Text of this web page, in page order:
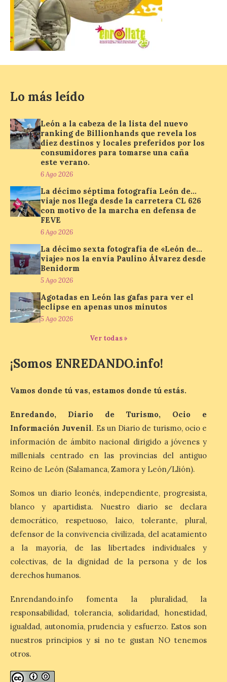
preferidos por los
consumidores para
tomarse una caña este
verano.
El nuevo ranking de
Billionhands revela los
consumidores para
tomarse una caña este verano, con León y
Madrid a la cabeza de la lista. Salamanca
ocupa el noveno lugar. Los españoles
priorizan las […]
El Ayuntamiento de La
Bañeza presenta el
Festival One More Time,
una cita con la música de
agosto en la Plaza Mayor.
6 Ago 2026
Se celebrará el próximo
domingo 16 de agosto, a
partir de las 23:00 horas,
ciudad. El Salón de Plenos
del Ayuntamiento de La Bañeza ha
oficial del Festival One […]
protección adecuada
puede causar daños
irreversibles en la retina”
6 Ago 2026
provocar pérdida de
visión central, manchas en
el campo visual y
percepción de formas y colores. El
especialista en Oftalmología del Hospital
San Juan de Dios de León, Dr. Mahave
Ruiz, advierte de […]
fotografía León de…viaje
nos llega desde la
carretera CL 626 con
motivo de la marcha en
defensa de FEVE
6 Ago 2026
Lo más leído
León a la cabeza de la lista del nuevo
ranking de Billionhands que revela los
diez destinos y locales preferidos por los
consumidores para tomarse una caña
este verano.
6 Ago 2026
La décimo séptima fotografía León de…
viaje nos llega desde la carretera CL 626
con motivo de la marcha en defensa de
FEVE
6 Ago 2026
La décimo sexta fotografía de «León de…
viaje» nos la envía Paulino Álvarez desde
Benidorm
5 Ago 2026
Agotadas en León las gafas para ver el
eclipse en apenas unos minutos
5 Ago 2026
Ver todas »
¡Somos ENREDANDO.info!
Vamos donde tú vas, estamos donde tú estás.
Enredando, Diario de Turismo, Ocio e
Información Juvenil. Es un Diario de turismo, ocio e
información de ámbito nacional dirigido a jóvenes y
millenials centrado en las provincias del antiguo
Reino de León (Salamanca, Zamora y León/Llión).
Somos un diario leonés, independiente, progresista,
blanco y apartidista. Nuestro diario se declara
democrático, respetuoso, laico, tolerante, plural,
defensor de la convivencia civilizada, del acatamiento
a la mayoría, de las libertades individuales y
colectivas, de la dignidad de la persona y de los
derechos humanos.
Enrendando.info fomenta la pluralidad, la
responsabilidad, tolerancia, solidaridad, honestidad,
igualdad, autonomía, prudencia y esfuerzo. Estos son
nuestros principios y si no te gustan NO tenemos
otros.